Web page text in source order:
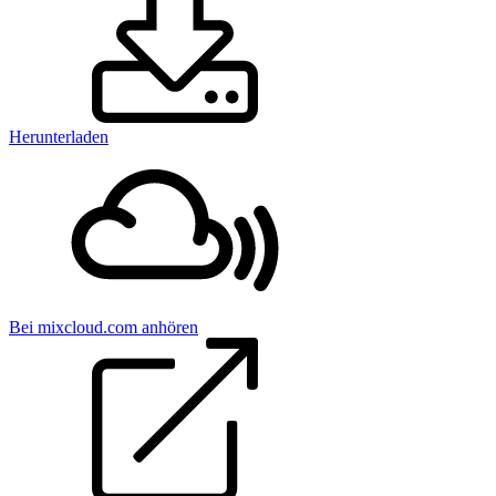
Herunterladen
Bei mixcloud.com anhören